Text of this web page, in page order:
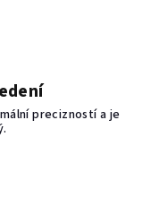
precizností a je